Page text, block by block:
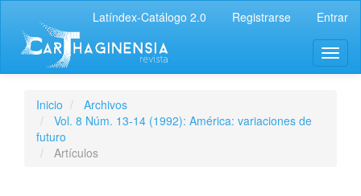
Latíndex-Catálogo 2.0 Registrarse Entrar
Inicio
Archivos
Vol. 8 Núm. 13-14 (1992): América: variaciones de
futuro
Artículos